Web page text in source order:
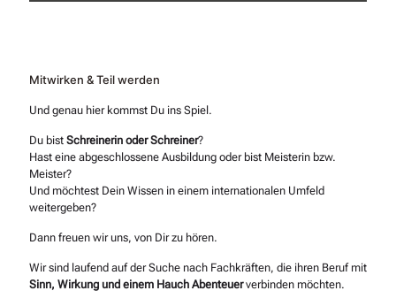
Mitwirken & Teil werden
Und genau hier kommst Du ins Spiel.
Du bist Schreinerin oder Schreiner?
Hast eine abgeschlossene Ausbildung oder bist Meisterin bzw.
Meister?
Und möchtest Dein Wissen in einem internationalen Umfeld
weitergeben?
Dann freuen wir uns, von Dir zu hören.
Wir sind laufend auf der Suche nach Fachkräften, die ihren Beruf mit
Sinn, Wirkung und einem Hauch Abenteuerverbinden möchten.